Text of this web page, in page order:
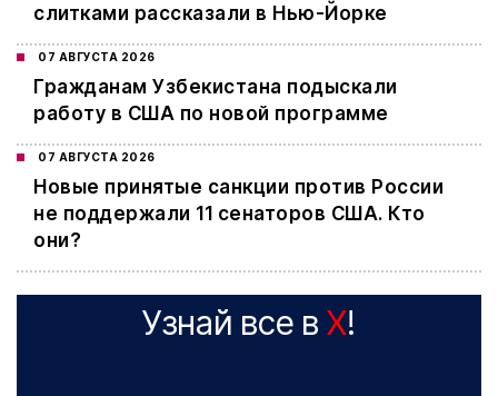
слитками рассказали в Нью-Йорке
07 АВГУСТА 2026
Гражданам Узбекистана подыскали
работу в США по новой программе
07 АВГУСТА 2026
Новые принятые санкции против России
не поддержали 11 сенаторов США. Кто
они?
Узнай все в X!